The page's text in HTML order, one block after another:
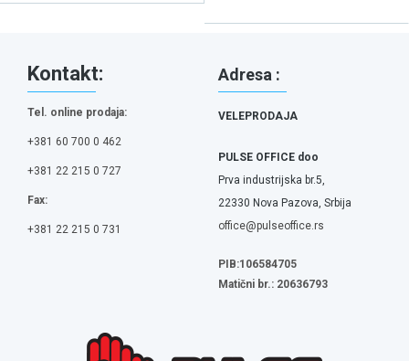
Kontakt:
Tel. online prodaja:
+381 60 700 0 462
+381 22 215 0 727
Fax:
+381 22 215 0 731
Adresa :
VELEPRODAJA
PULSE OFFICE doo
Prva industrijska br.5,
22330 Nova Pazova, Srbija
office@pulseoffice.rs
PIB:106584705
Matični br.: 20636793